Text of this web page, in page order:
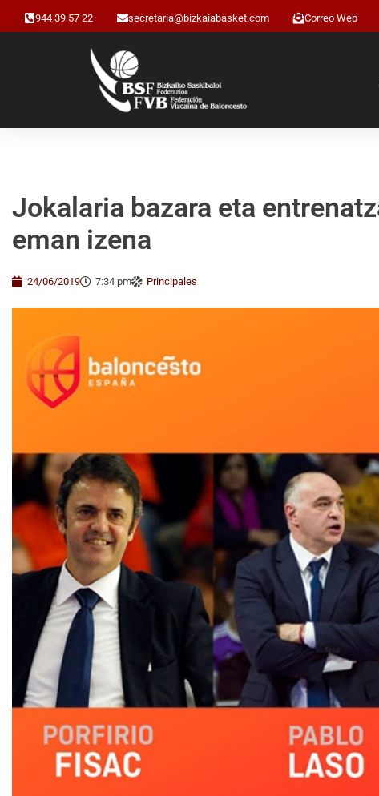
944 39 57 22 secretaria@bizkaiabasket.com Correo Web
Jokalaria bazara eta
eman izena
24/06/2019 7:34 pm Principales